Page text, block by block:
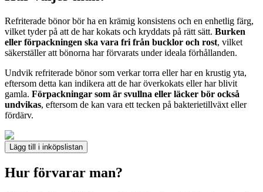
Refriterade bönor bör ha en krämig konsistens och en enhetlig färg,
vilket tyder på att de har kokats och kryddats på rätt sätt. Burken
eller förpackningen ska vara fri från bucklor och rost, vilket
säkerställer att bönorna har förvarats under ideala förhållanden.
Undvik refriterade bönor som verkar torra eller har en krustig yta,
eftersom detta kan indikera att de har överkokats eller har blivit
gamla. Förpackningar som är svullna eller läcker bör också
undvikas, eftersom de kan vara ett tecken på bakterietillväxt eller
fördärv.
Lägg till i inköpslistan
Hur förvarar man?